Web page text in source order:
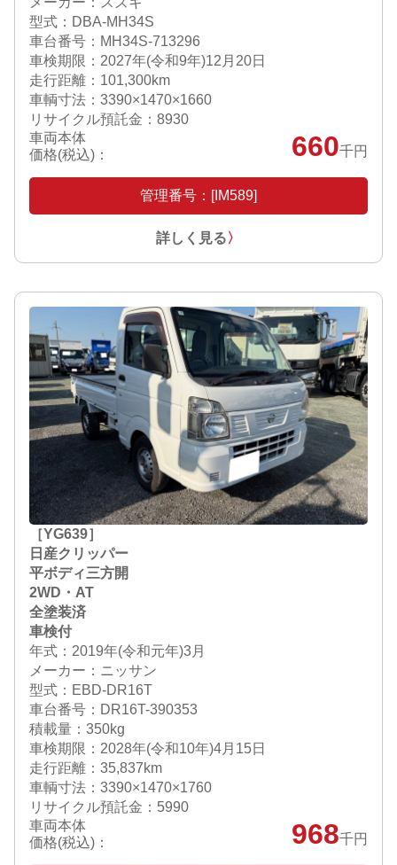
型式：DBA-MH34S
車台番号：MH34S-713296
車検期限： 2027年(令和9年)12月20日
走行距離：101,300km
車輌寸法：3390×1470×1660
リサイクル預託金：8930
車両本体
価格(税込)：
660千円
管理番号：[IM589]
詳しく見る〉
［YG639］
日産クリッパー
平ボディ三方開
2WD・AT
全塗装済
車検付
年式：2019年(令和元年)3月
メーカー：ニッサン
型式：EBD-DR16T
車台番号：DR16T-390353
積載量：350kg
車検期限： 2028年(令和10年)4月15日
走行距離：35,837km
車輌寸法：3390×1470×1760
リサイクル預託金：5990
車両本体
価格(税込)：
968千円